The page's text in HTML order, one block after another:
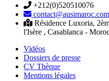
+212(0)520510076
contact@ausimaroc.com
Résidence Luxoria,
l'Isère , Casablanca -
Vidéos
Dossiers de presse
CV Thèque
Mentions légales